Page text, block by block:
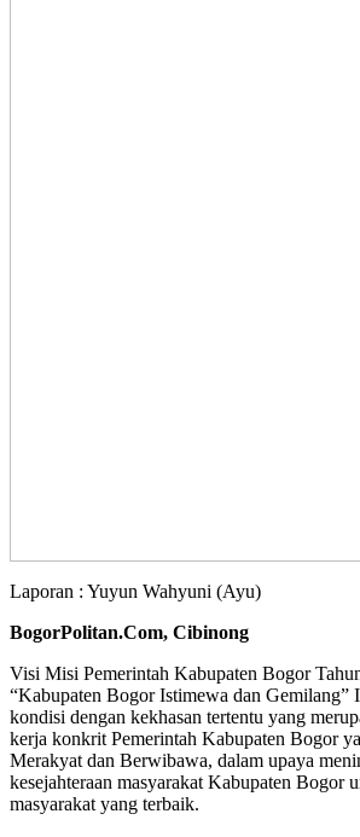
Laporan : Yuyun Wahyuni (Ayu)
BogorPolitan.Com, Cibinong
Visi Misi Pemerintah Kabupaten Bogor
“Kabupaten Bogor Istimewa dan Gemilang”
kondisi dengan kekhasan tertentu yang
kerja konkrit Pemerintah Kabupaten Bogor
Merakyat dan Berwibawa, dalam upaya
kesejahteraan masyarakat Kabupaten Bogor
masyarakat yang terbaik.